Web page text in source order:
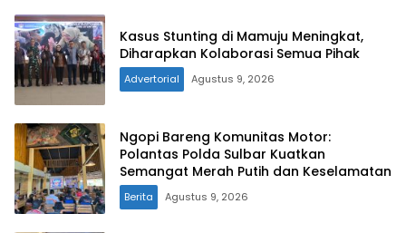
Kasus Stunting di Mamuju Meningkat,
Diharapkan Kolaborasi Semua Pihak
Advertorial Agustus 9, 2026
Ngopi Bareng Komunitas Motor:
Polantas Polda Sulbar Kuatkan
Semangat Merah Putih dan Keselamatan
Berita Agustus 9, 2026